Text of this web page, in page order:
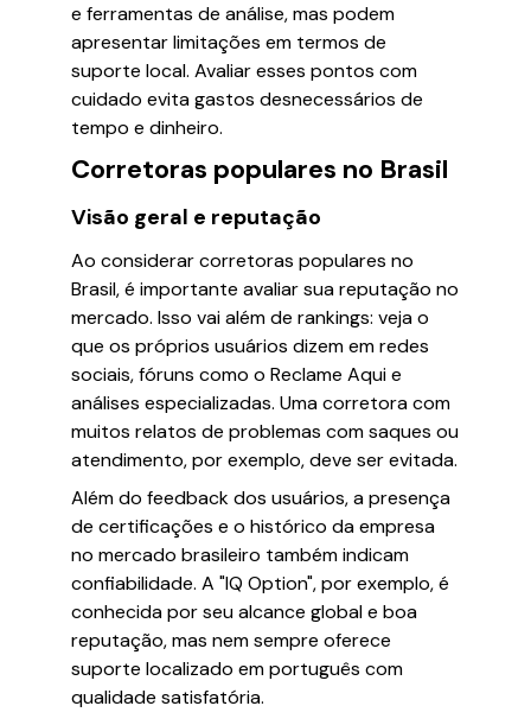
e ferramentas de análise, mas podem
apresentar limitações em termos de
suporte local. Avaliar esses pontos com
cuidado evita gastos desnecessários de
tempo e dinheiro.
Corretoras populares no Brasil
Visão geral e reputação
Ao considerar corretoras populares no
Brasil, é importante avaliar sua reputação no
mercado. Isso vai além de rankings: veja o
que os próprios usuários dizem em redes
sociais, fóruns como o Reclame Aqui e
análises especializadas. Uma corretora com
muitos relatos de problemas com saques ou
atendimento, por exemplo, deve ser evitada.
Além do feedback dos usuários, a presença
de certificações e o histórico da empresa
no mercado brasileiro também indicam
confiabilidade. A "IQ Option", por exemplo, é
conhecida por seu alcance global e boa
reputação, mas nem sempre oferece
suporte localizado em português com
qualidade satisfatória.